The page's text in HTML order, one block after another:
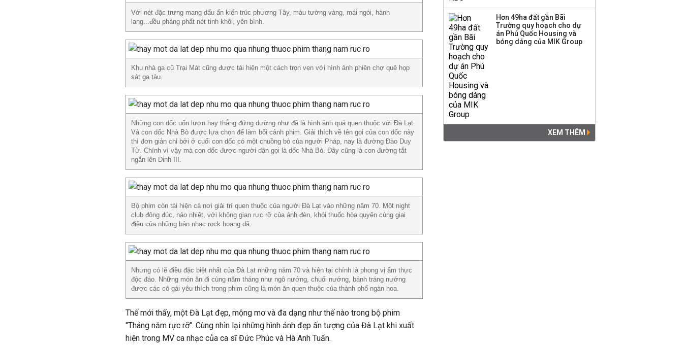
Với nét đặc trưng mang dấu ấn kiến trúc phương Tây, màu tường vàng, mái ngói, hành
lang...đều phảng phất nét tinh khôi, yên bình.
Khu nhà ga cũ Trại Mát cũng được tái hiện một cách trọn vẹn với hình ảnh phiên chợ quê họp
sát ga tàu.
Những con dốc uốn lượn hay thẳng đứng dường như đã là hình ảnh quá quen thuộc với Đà Lạt.
Và con dốc Nhà Bò được lựa chọn để làm bối cảnh phim. Giải thích về tên gọi của con dốc này
thì đơn giản chỉ bởi ở cuối con dốc có một chuồng bò của người Pháp, nay là đường Đào Duy
Từ. Chính vì vậy mà con dốc được người dân gọi là dốc Nhà Bò. Đây cũng là con đường tắt
ngắn lên Dinh III.
Bộ phim còn tái hiện cả nơi giải trí quen thuộc của người Đà Lạt vào những năm 70. Một night
club đông đúc, náo nhiệt, với không gian rực rỡ của ánh đèn, khói thuốc hòa quyện cùng giai
điệu của những bản nhạc rock hoang dã.
Nhưng có lẽ điều đặc biệt nhất của Đà Lạt những năm 70 và hiện tại chính là phong vị ẩm thực
độc đáo. Những món ăn đi cùng năm tháng như ngô nướng, chuối nướng, bánh tráng nướng
được các cô gái yêu thích trong phim cũng là món ăn quen thuộc của thành phố ngàn hoa.
Thế mới thấy, một Đà Lạt đẹp, mộng mơ và đa dạng như thế nào trong bộ phim
"Tháng năm rực rỡ". Cùng nhìn lại những hình ảnh đẹp ấn tượng của Đà Lạt khi xuất
hiện trong MV ca nhạc của ca sĩ Đức Phúc và Hà Anh Tuấn.
Hơn 49ha đất gần Bãi
Trường quy hoạch cho dự
án Phú Quốc Housing và
bóng dáng của MIK Group
XEM THÊM